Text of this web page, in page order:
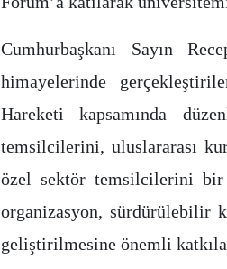
Cumhurbaşkanı Sayın
himayelerinde
Hareketi kapsamında
temsilcilerini, uluslararası
özel sektör temsilcilerini bir
organizasyon, sürdürülebilir
geliştirilmesine önemli